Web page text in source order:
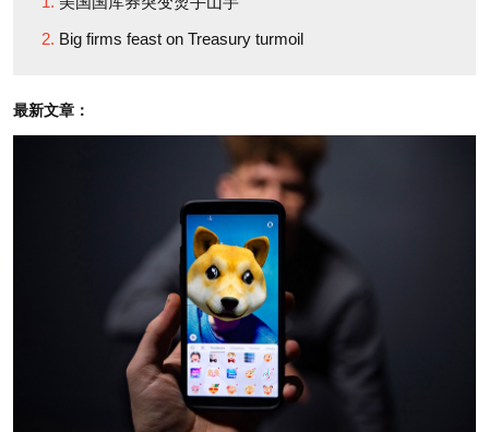
110亿美元，其它许多公司也并不缺钱。
根据彭博社（Bloomberg）的消息，过去一年，通
过裁员和减少股息，标准普尔500指数（S&P 500）
公司目前持有的现金已飙升至1万亿美元以上。但布雷
迪表示，到目前为止，这些资金并没有太多的用途。
布雷迪认为这将会减缓今年晚些时候公司债券的发
行速度，而与此同时，政府债券的供应量却没有减少
的迹象。他认为在未来的几个月，十年期国库券的收
益率很可能从近期的3.9%上升至4.25%之高，尽管他
指出从历史角度来看，4.25%的国库券收益率并不算
Big firms feast on Treasury turmoil
最新文章：